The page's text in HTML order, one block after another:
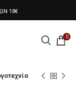
18€
0